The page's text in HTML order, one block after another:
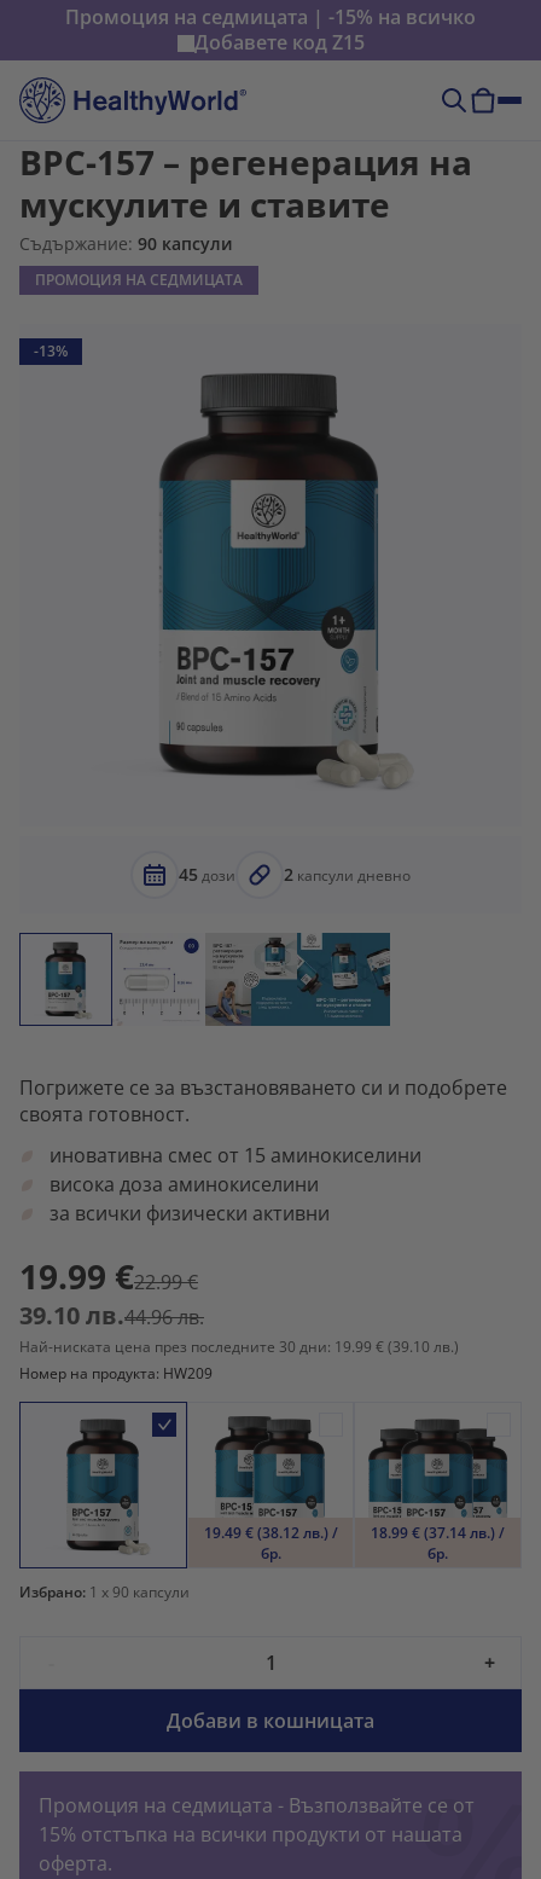
Промоция на седмицата | -15% на всичко
Добавете кодZ15
BPC-157 – регенерация на
мускулите и ставите
Съдържание: 90 капсули
ПРОМОЦИЯ НА СЕДМИЦАТА
-13%
45 дози 2 капсули дневно
Погрижете се за възстановяването си и подобрете
своята готовност.
иновативна смес от 15 аминокиселини
висока доза аминокиселини
за всички физически активни
19.99 €22.99 €
39.10 лв.44.96 лв.
Най-ниската цена през последните 30 дни: 19.99 €(39.10 лв.)
Номер на продукта: HW209
19.49 € (38.12 лв.) /
бр.
18.99 € (37.14 лв.) /
бр.
Избрано: 1 x 90 капсули
+
Добави в кошницата
Промоция на седмицата - Възползвайте се от
15% отстъпка на всички продукти от нашата
оферта.